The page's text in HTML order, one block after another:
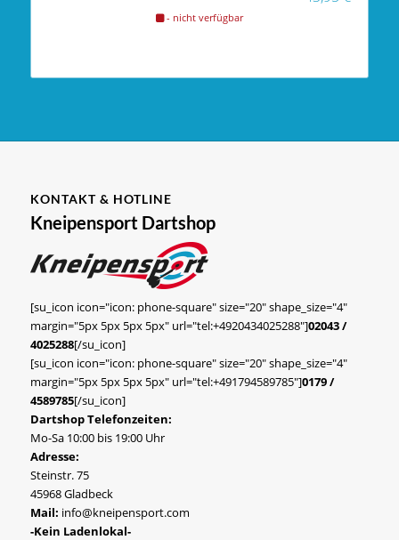
- nicht verfügbar
KONTAKT & HOTLINE
Kneipensport Dartshop
[su_icon icon="icon: phone-square" size="20" shape_size="4"
margin="5px 5px 5px 5px" url="tel:+4920434025288"]02043 /
4025288[/su_icon]
[su_icon icon="icon: phone-square" size="20" shape_size="4"
margin="5px 5px 5px 5px" url="tel:+491794589785"]0179 /
4589785[/su_icon]
Dartshop Telefonzeiten:
Mo-Sa 10:00 bis 19:00 Uhr
Adresse:
Steinstr. 75
45968 Gladbeck
Mail: info@kneipensport.com
-Kein Ladenlokal-